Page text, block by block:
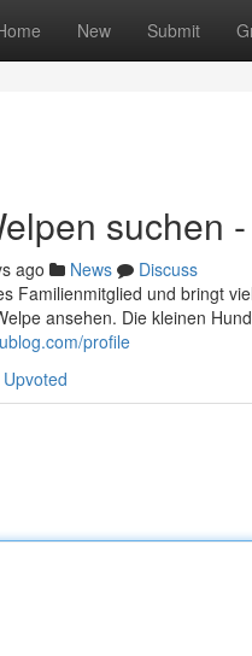
New Submit
suchen
ago News
Discuss
Familienmitglied und bringt
ansehen. Die kleinen
profile